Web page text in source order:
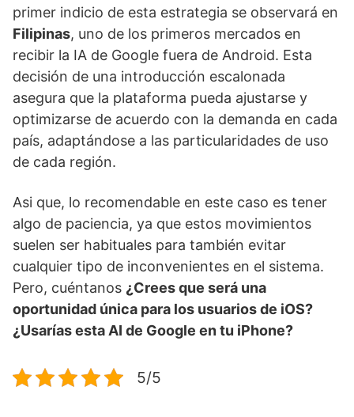
primer indicio de esta estrategia se observará en
Filipinas, uno de los primeros mercados en
recibir la IA de Google fuera de Android. Esta
decisión de una introducción escalonada
asegura que la plataforma pueda ajustarse y
optimizarse de acuerdo con la demanda en cada
país, adaptándose a las particularidades de uso
de cada región.
Asi que, lo recomendable en este caso es tener
algo de paciencia, ya que estos movimientos
suelen ser habituales para también evitar
cualquier tipo de inconvenientes en el sistema.
Pero, cuéntanos ¿Crees que será una
oportunidad única para los usuarios de iOS?
¿Usarías esta AI de Google en tu iPhone?
5/5